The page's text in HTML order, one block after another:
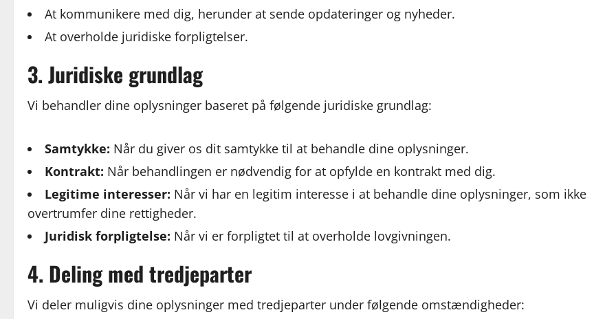
At kommunikere med dig, herunder at sende opdateringer og nyheder.
At overholde juridiske forpligtelser.
3. Juridiske grundlag
Vi behandler dine oplysninger baseret på følgende juridiske grundlag:
Samtykke: Når du giver os dit samtykke til at behandle dine oplysninger.
Kontrakt: Når behandlingen er nødvendig for at opfylde en kontrakt med dig.
Legitime interesser: Når vi har en legitim interesse i at behandle dine oplysninger, som ikke
overtrumfer dine rettigheder.
Juridisk forpligtelse: Når vi er forpligtet til at overholde lovgivningen.
4. Deling med tredjeparter
Vi deler muligvis dine oplysninger med tredjeparter under følgende omstændigheder: